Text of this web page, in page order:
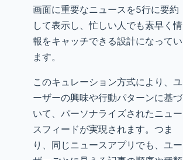
画面に重要なニュースを5行に要約
して表示し、忙しい人でも素早く情
報をキャッチできる設計になってい
ます。
このキュレーション方式により、ユ
ーザーの興味や行動パターンに基づ
いて、パーソナライズされたニュー
スフィードが実現されます。つま
り、同じニュースアプリでも、ユー